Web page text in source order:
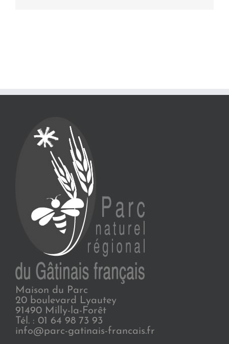
Maison du Parc
20 boulevard Lyautey
91490 Milly-la-Forêt
Tél. : 01 64 98 73 93
info@parc-gatinais-francais.fr